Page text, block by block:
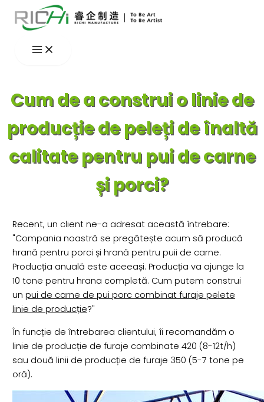
Skip
Cum de a construi o linie de
producție de peleți de înaltă
calitate pentru pui de carne
și porci?
Recent, un client ne-a adresat această întrebare:
"Compania noastră se pregătește acum să producă
hrană pentru porci și hrană pentru puii de carne.
Producția anuală este aceeași. Producția va ajunge la
10 tone pentru hrana completă. Cum putem construi
un pui de carne de pui porc combinat furaje pelete
linie de producție?"
În funcție de întrebarea clientului, îi recomandăm o
linie de producție de furaje combinate 420 (8-12t/h)
sau două linii de producție de furaje 350 (5-7 tone pe
oră).